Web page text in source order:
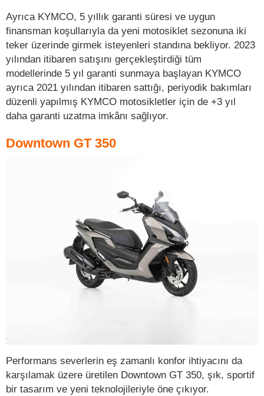
Ayrıca KYMCO, 5 yıllık garanti süresi ve uygun
finansman koşullarıyla da yeni motosiklet sezonuna iki
teker üzerinde girmek isteyenleri standına bekliyor. 2023
yılından itibaren satışını gerçekleştirdiği tüm
modellerinde 5 yıl garanti sunmaya başlayan KYMCO
ayrıca 2021 yılından itibaren sattığı, periyodik bakımları
düzenli yapılmış KYMCO motosikletler için de +3 yıl
daha garanti uzatma imkânı sağlıyor.
Downtown GT 350
Performans severlerin eş zamanlı konfor ihtiyacını da
karşılamak üzere üretilen Downtown GT 350, şık, sportif
bir tasarım ve yeni teknolojileriyle öne çıkıyor.